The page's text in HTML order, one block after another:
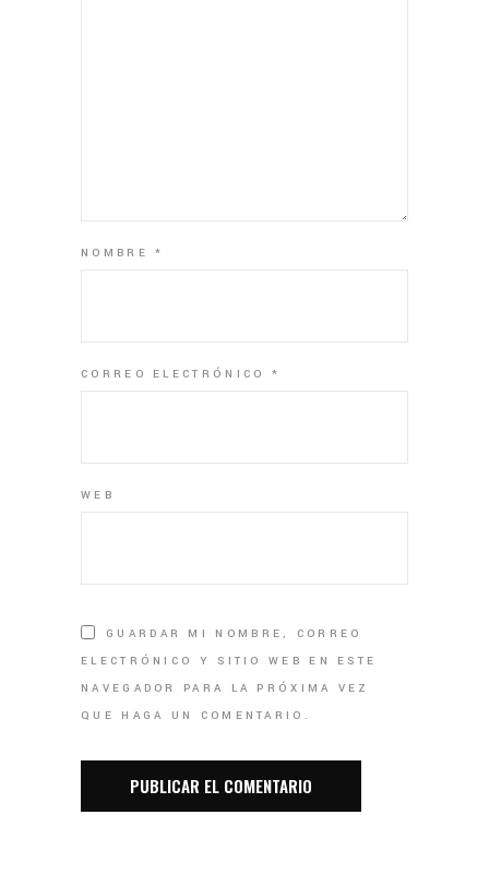
NOMBRE*
CORREO ELECTRÓNICO *
WEB
GUARDAR MI NOMBRE, CORREO
ELECTRÓNICO Y SITIO WEB EN ESTE
NAVEGADOR PARA LA PRÓXIMA VEZ
QUE HAGA UN COMENTARIO.